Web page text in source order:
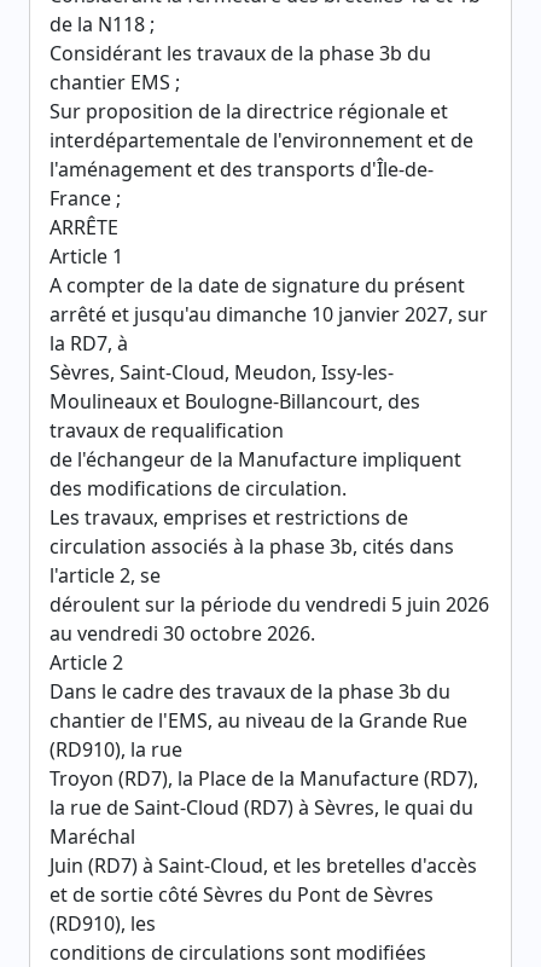
de la N118 ;
Considérant les travaux de la phase 3b du
chantier EMS ;
Sur proposition de la directrice régionale et
interdépartementale de l'environnement et de
l'aménagement et des transports d'Île-de-
France ;
ARRÊTE
Article 1
A compter de la date de signature du présent
arrêté et jusqu'au dimanche 10 janvier 2027, sur
la RD7, à
Sèvres, Saint-Cloud, Meudon, Issy-les-
Moulineaux et Boulogne-Billancourt, des
travaux de requalification
de l'échangeur de la Manufacture impliquent
des modifications de circulation.
Les travaux, emprises et restrictions de
circulation associés à la phase 3b, cités dans
l'article 2, se
déroulent sur la période du vendredi 5 juin 2026
au vendredi 30 octobre 2026.
Article 2
Dans le cadre des travaux de la phase 3b du
chantier de l'EMS, au niveau de la Grande Rue
(RD910), la rue
Troyon (RD7), la Place de la Manufacture (RD7),
la rue de Saint-Cloud (RD7) à Sèvres, le quai du
Maréchal
Juin (RD7) à Saint-Cloud, et les bretelles d'accès
et de sortie côté Sèvres du Pont de Sèvres
(RD910), les
conditions de circulations sont modifiées